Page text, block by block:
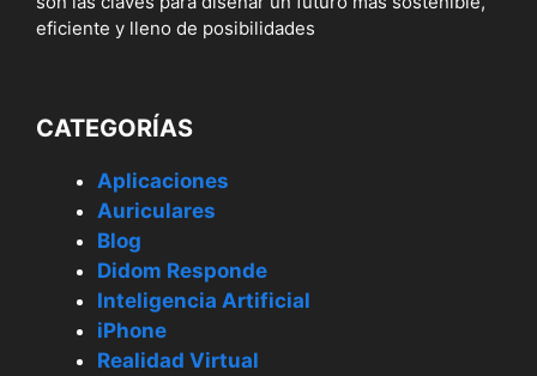
eficiente y lleno de posibilidades
CATEGORÍAS
Aplicaciones
Auriculares
Blog
Didom Responde
Inteligencia Artificial
iPhone
Realidad Virtual